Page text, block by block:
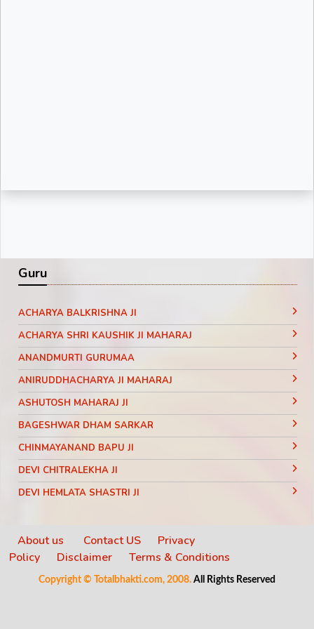
Guru
ACHARYA BALKRISHNA JI
ACHARYA SHRI KAUSHIK JI MAHARAJ
ANANDMURTI GURUMAA
ANIRUDDHACHARYA JI MAHARAJ
ASHUTOSH MAHARAJ JI
BAGESHWAR DHAM SARKAR
CHINMAYANAND BAPU JI
DEVI CHITRALEKHA JI
DEVI HEMLATA SHASTRI JI
DEVKINANDANJI MAHARAJ
DIDI MAA SADHVI RITAMBHARA JI
INDRADEV SARASWATI JI MAHARAJ
About us Contact US
Privacy
Policy
Disclaimer Terms & Conditions
Copyright © Totalbhakti.com, 2008. All Rights Reserved